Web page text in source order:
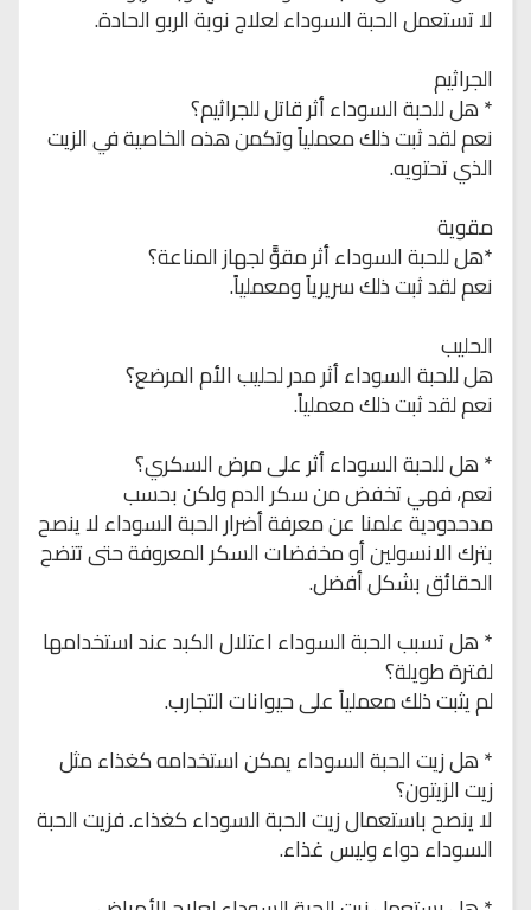
لا تستعمل الحبة السوداء لعلاج نوبة الربو الحادة.
الجراثيم
* هل للحبة السوداء أثر قاتل للجراثيم؟
نعم لقد ثبت ذلك معملياً وتكمن هذه الخاصية في الزيت
الذي تحتويه.
مقوية
*هل للحبة السوداء أثر مقوًّ لجهاز المناعة؟
نعم لقد ثبت ذلك سريرياً ومعملياً.
الحليب
هل للحبة السوداء أثر مدر لحليب الأم المرضع؟
نعم لقد ثبت ذلك معملياً.
* هل للحبة السوداء أثر على مرض السكري؟
نعم، فهي تخفض من سكر الدم ولكن بحسب
مدحدودية علمنا عن معرفة أضرار الحبة السوداء لا ينصح
بترك الانسولين أو مخفضات السكر المعروفة حتى تتضح
الحقائق بشكل أفضل.
* هل تسبب الحبة السوداء اعتلال الكبد عند استخدامها
لفترة طويلة؟
لم يثبت ذلك معملياً على حيوانات التجارب.
* هل زيت الحبة السوداء يمكن استخدامه كغذاء مثل
زيت الزيتون؟
لا ينصح باستعمال زيت الحبة السوداء كغذاء. فزيت الحبة
السوداء دواء وليس غذاء.